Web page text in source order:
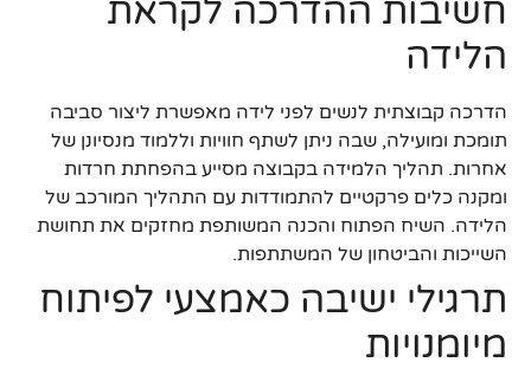
חשיבות ההדרכה לקראת
הלידה
הדרכה קבוצתית לנשים לפני לידה מאפשרת ליצור סביבה
תומכת ומועילה, שבה ניתן לשתף חוויות וללמוד מנסיונן של
אחרות. תהליך הלמידה בקבוצה מסייע בהפחתת חרדות
ומקנה כלים פרקטיים להתמודדות עם התהליך המורכב של
הלידה. השיח הפתוח והכנה המשותפת מחזקים את תחושת
השייכות והביטחון של המשתתפות.
תרגילי ישיבה כאמצעי לפיתוח
מיומנויות